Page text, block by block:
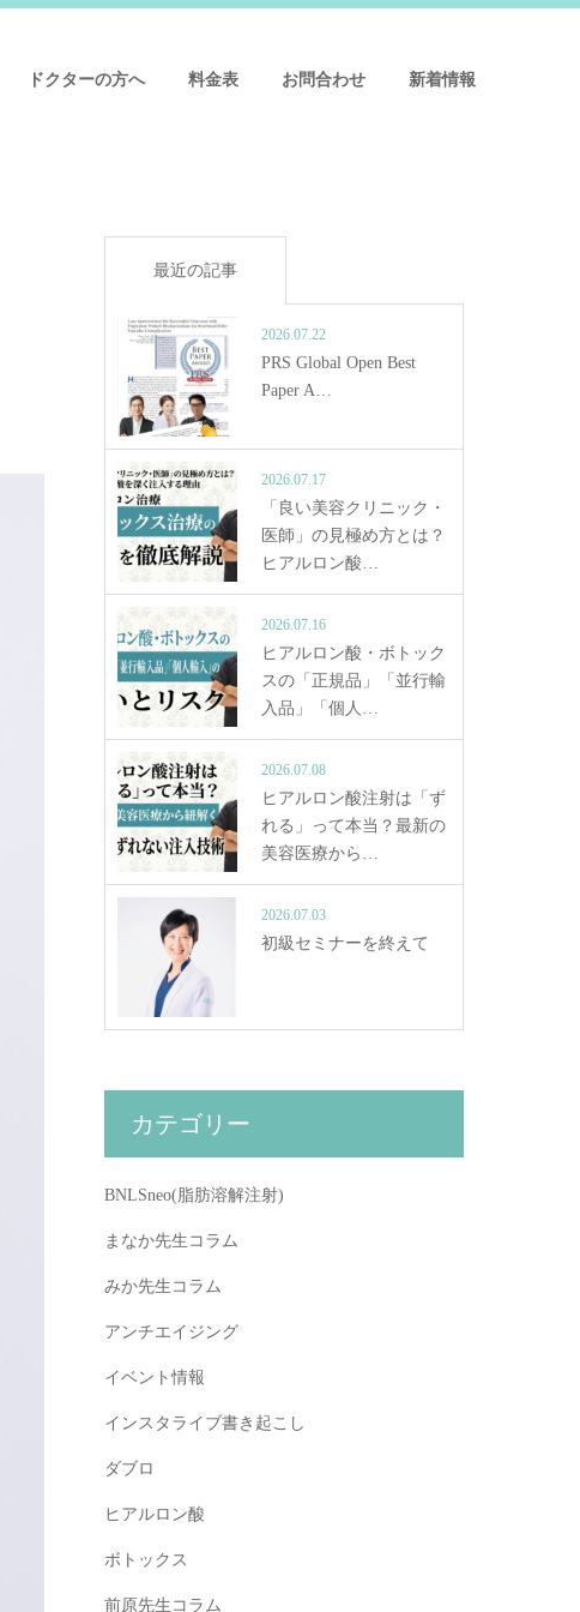
ドクターの方へ 料金表 お問合わせ 新着情報
最近の記事
2026.07.22
PRS Global Open Best
Paper A…
2026.07.17
「良い美容クリニック・
医師」の見極め方とは？
ヒアルロン酸…
2026.07.16
ヒアルロン酸・ボトック
スの「正規品」「並行輸
入品」「個人…
2026.07.08
ヒアルロン酸注射は「ず
れる」って本当？最新の
美容医療から…
2026.07.03
初級セミナーを終えて
カテゴリー
BNLSneo(脂肪溶解注射)
まなか先生コラム
みか先生コラム
アンチエイジング
イベント情報
インスタライブ書き起こし
ダブロ
ヒアルロン酸
ボトックス
前原先生コラム